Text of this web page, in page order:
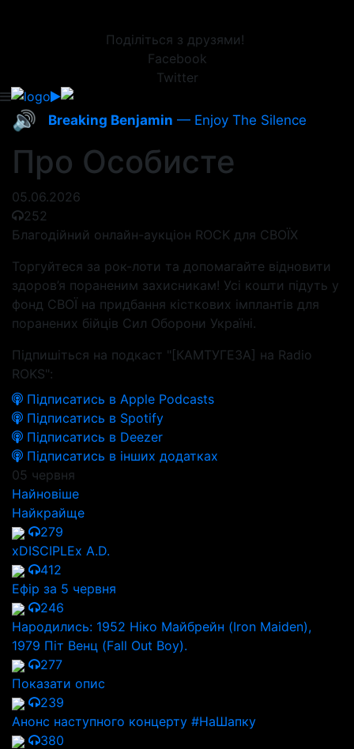
Поділіться з друзями!
Facebook
Twitter
🔊 Breaking Benjamin — Enjoy The Silence
Про Особисте
05.06.2026
252
Благодійний онлайн-аукціон ROCK для СВОЇХ
Торгуйтеся за рок-лоти та допомагайте відновити
здоров’я пораненим захисникам! Усі кошти підуть у
фонд СВОЇ на придбання кісткових імплантів для
поранених бійців Сил Оборони Україні.
Підпишіться на подкаст "[КАМТУГЕЗА] на Radio
ROKS":
Підписатись в Apple Podcasts
Підписатись в Spotify
Підписатись в Deezer
Підписатись в інших додатках
05 червня
Найновіше
Найкрайще
279
xDISCIPLEx A.D.
412
Ефір за 5 червня
246
Народились: 1952 Ніко Майбрейн (Iron Maiden),
1979 Піт Венц (Fall Out Boy).
277
Показати опис
239
Анонс наступного концерту #НаШапку
380